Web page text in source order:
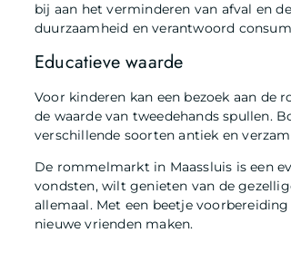
bij aan het verminderen van afval en
duurzaamheid en verantwoord
Educatieve waarde
Voor kinderen kan een bezoek aan de
de waarde van tweedehands spullen.
verschillende soorten antiek en
De rommelmarkt in Maassluis is een
vondsten, wilt genieten van de
allemaal. Met een beetje
nieuwe vrienden maken.